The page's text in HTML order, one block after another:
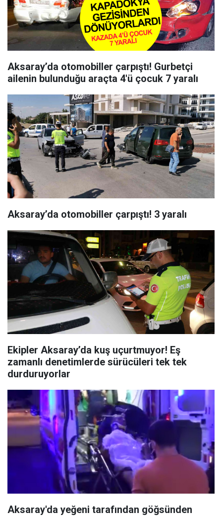
Aksaray’da otomobiller çarpıştı! Gurbetçi
ailenin bulunduğu araçta 4'ü çocuk 7 yaralı
Aksaray’da otomobiller çarpıştı! 3 yaralı
Ekipler Aksaray’da kuş uçurtmuyor! Eş
zamanlı denetimlerde sürücüleri tek tek
durduruyorlar
Aksaray'da yeğeni tarafından göğsünden